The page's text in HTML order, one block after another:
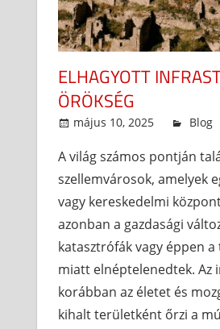
ELHAGYOTT
ÖRÖKSÉG
május 10, 2025 admin
Blog
A világ számos pontján
szellemvárosok, amelyek
vagy kereskedelmi
azonban a gazdasági
katasztrófák vagy éppen
miatt elnéptelenedtek. Az
korábban az életet és
kihalt területként őrzi a